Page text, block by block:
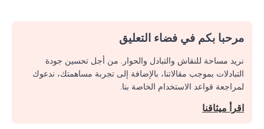
مرحبا بكم في فضاء التعليق
نريد مساحة للنقاش والتبادل والحوار. من أجل تحسين جودة
التبادلات بموجب مقالاتنا، بالإضافة إلى تجربة مساهمتك، ندعوك
لمراجعة قواعد الاستخدام الخاصة بنا.
اقرأ ميثاقنا